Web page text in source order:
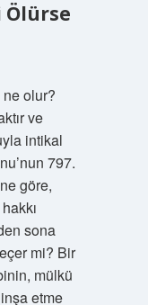
Ölürse
ne olur?
ve
intikal
797.
göre,
sona
mi? Bir
mülkü
etme